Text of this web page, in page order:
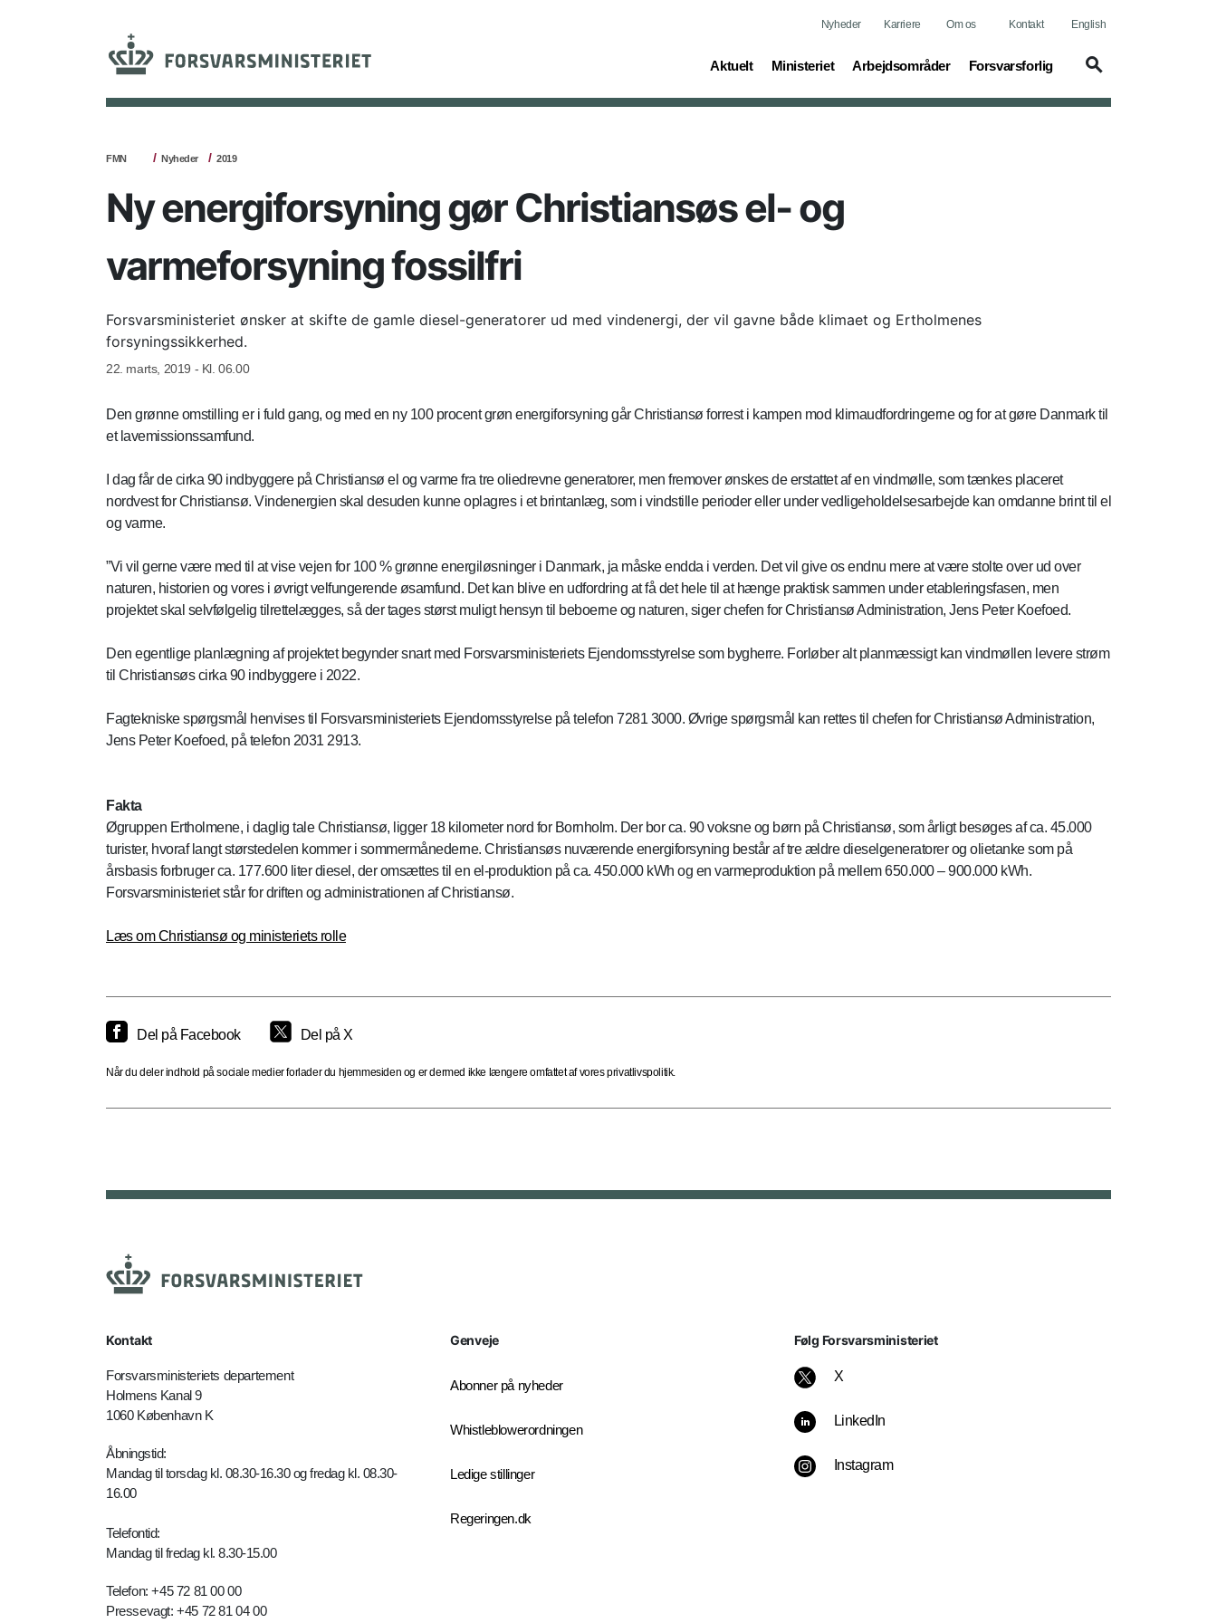
Nyheder Karriere Om os Kontakt English
Aktuelt
(current) Ministeriet
(current) Arbejdsområder
(current) Forsvarsforlig
(current)
FMN Nyheder 2019
Ny energiforsyning gør Christiansøs el- og
varmeforsyning fossilfri
Forsvarsministeriet ønsker at skifte de gamle diesel-generatorer ud med vindenergi, der vil gavne både klimaet og Ertholmenes
forsyningssikkerhed.
22. marts, 2019 - Kl. 06.00
Den grønne omstilling er i fuld gang, og med en ny 100 procent grøn energiforsyning går Christiansø forrest i kampen mod klimaudfordringerne og for at gøre Danmark til
et lavemissionssamfund.
I dag får de cirka 90 indbyggere på Christiansø el og varme fra tre oliedrevne generatorer, men fremover ønskes de erstattet af en vindmølle, som tænkes placeret
nordvest for Christiansø. Vindenergien skal desuden kunne oplagres i et brintanlæg, som i vindstille perioder eller under vedligeholdelsesarbejde kan omdanne brint til el
og varme.
”Vi vil gerne være med til at vise vejen for 100 % grønne energiløsninger i Danmark, ja måske endda i verden. Det vil give os endnu mere at være stolte over ud over
naturen, historien og vores i øvrigt velfungerende øsamfund. Det kan blive en udfordring at få det hele til at hænge praktisk sammen under etableringsfasen, men
projektet skal selvfølgelig tilrettelægges, så der tages størst muligt hensyn til beboerne og naturen, siger chefen for Christiansø Administration, Jens Peter Koefoed.
Den egentlige planlægning af projektet begynder snart med Forsvarsministeriets Ejendomsstyrelse som bygherre. Forløber alt planmæssigt kan vindmøllen levere strøm
til Christiansøs cirka 90 indbyggere i 2022.
Fagtekniske spørgsmål henvises til Forsvarsministeriets Ejendomsstyrelse på telefon 7281 3000. Øvrige spørgsmål kan rettes til chefen for Christiansø Administration,
Jens Peter Koefoed, på telefon 2031 2913.
Fakta
Øgruppen Ertholmene, i daglig tale Christiansø, ligger 18 kilometer nord for Bornholm. Der bor ca. 90 voksne og børn på Christiansø, som årligt besøges af ca. 45.000
turister, hvoraf langt størstedelen kommer i sommermånederne. Christiansøs nuværende energiforsyning består af tre ældre dieselgeneratorer og olietanke som på
årsbasis forbruger ca. 177.600 liter diesel, der omsættes til en el-produktion på ca. 450.000 kWh og en varmeproduktion på mellem 650.000 – 900.000 kWh.
Forsvarsministeriet står for driften og administrationen af Christiansø.
Læs om Christiansø og ministeriets rolle
Del på Facebook Del på X
Når du deler indhold på sociale medier forlader du hjemmesiden og er dermed ikke længere omfattet af vores privatlivspolitik.
Kontakt
Forsvarsministeriets departement
Holmens Kanal 9
1060 København K
Åbningstid:
Mandag til torsdag kl. 08.30-16.30 og fredag kl. 08.30-
16.00
Telefontid:
Mandag til fredag kl. 8.30-15.00
Telefon: +45 72 81 00 00
Pressevagt: +45 72 81 04 00
Genveje
Abonner på nyheder
Whistleblowerordningen
Ledige stillinger
Regeringen.dk
Følg Forsvarsministeriet
X
LinkedIn
Instagram